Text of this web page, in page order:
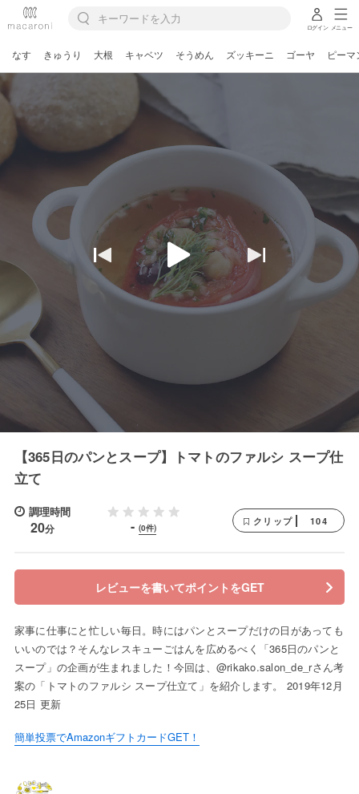
ログイン メニュー
なす きゅうり 大根 キャベツ そうめん ズッキーニ ゴーヤ ピーマ
【365日のパンとスープ】トマトのファルシ スープ仕
立て
調理時間
20分 - (0件)
クリップ 104
レビューを書いてポイントをGET
家事に仕事にと忙しい毎日。時にはパンとスープだけの日があっても
いいのでは？そんなレスキューごはんを広めるべく「365日のパンと
スープ」の企画が生まれました！今回は、@rikako.salon_de_rさん考
案の「トマトのファルシ スープ仕立て」を紹介します。 2019年12月
25日 更新
簡単投票でAmazonギフトカードGET！